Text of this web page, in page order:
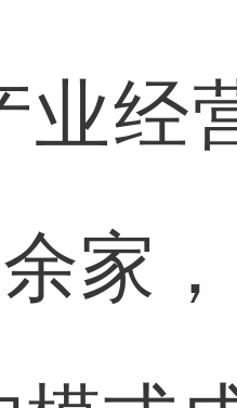
业经
家